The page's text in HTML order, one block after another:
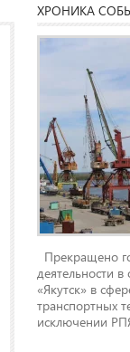
ХРОНИКА
Прекращено
деятельности
«Якутск» в
транспортных
исключении